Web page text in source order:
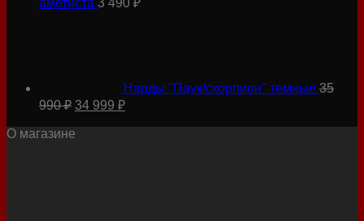
аметиста 3 490 ₽
Нарды "Паук/скорпион" темные 35
990₽ Первоначальная
составляла
34 999 ₽Текущая
34
О магазине